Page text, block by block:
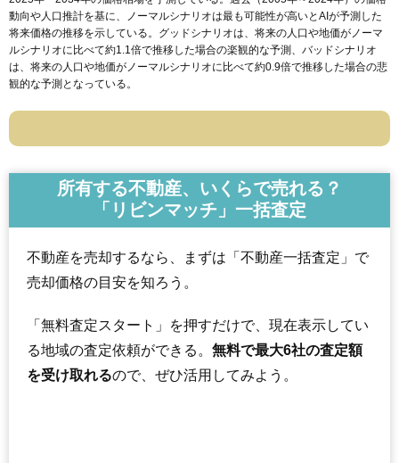
動向や人口推計を基に、ノーマルシナリオは最も可能性が高いとAIが予測した
将来価格の推移を示している。グッドシナリオは、将来の人口や地価がノーマ
ルシナリオに比べて約1.1倍で推移した場合の楽観的な予測、バッドシナリオ
は、将来の人口や地価がノーマルシナリオに比べて約0.9倍で推移した場合の悲
観的な予測となっている。
所有する不動産、いくらで売れる？
「リビンマッチ」一括査定
不動産を売却するなら、まずは「不動産一括査定」で
売却価格の目安を知ろう。
「無料査定スタート」を押すだけで、現在表示してい
る地域の査定依頼ができる。 無料で最大6社の査定額
を受け取れるので、ぜひ活用してみよう。